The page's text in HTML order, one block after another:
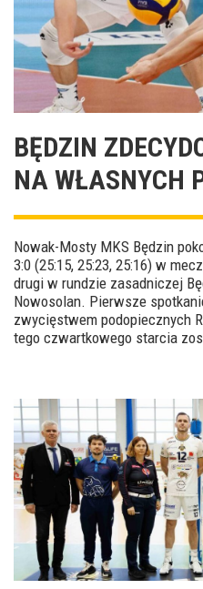
BĘDZIN
NA WŁASNYCH
Nowak-Mosty MKS Będzin
3:0 (25:15, 25:23, 25:16) w
drugi w rundzie zasadniczej
Nowosolan. Pierwsze
zwycięstwem podopiecznych
tego czwartkowego starcia